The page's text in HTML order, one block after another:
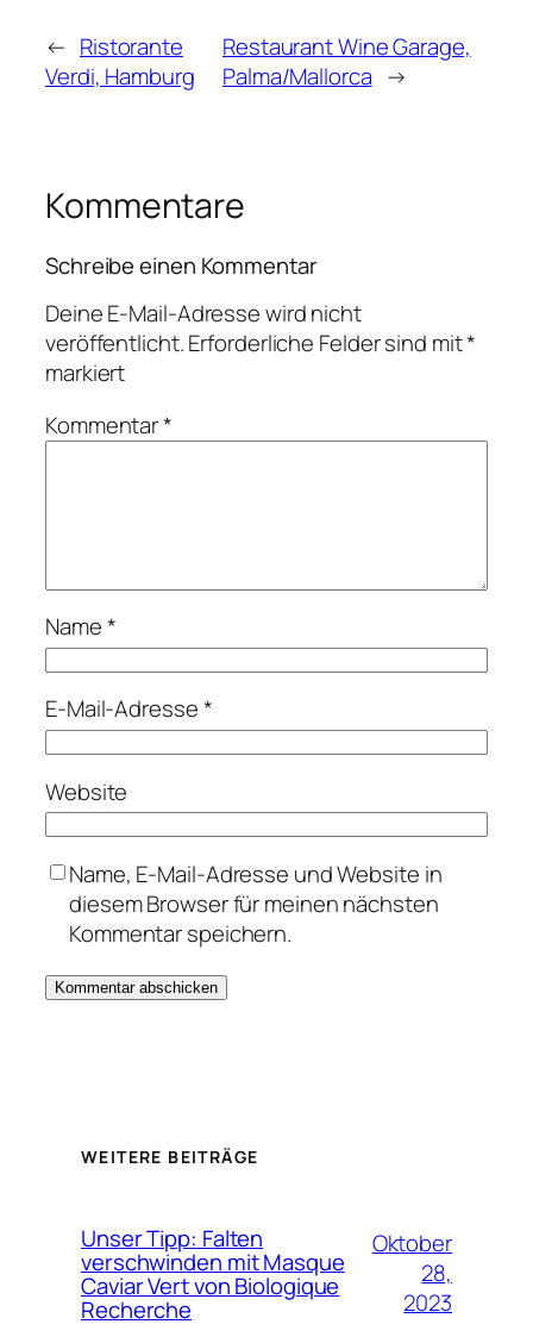
← Ristorante
Verdi, Hamburg
Restaurant Wine Garage,
Palma/Mallorca →
Kommentare
Schreibe einen Kommentar
Deine E-Mail-Adresse wird nicht
veröffentlicht.Erforderliche Felder sind mit*
markiert
Kommentar*
Name*
E-Mail-Adresse*
Website
Name, E-Mail-Adresse und Website in
diesem Browser für meinen nächsten
Kommentar speichern.
WEITERE BEITRÄGE
Unser Tipp: Falten
verschwinden mit Masque
Caviar Vert von Biologique
Recherche
Oktober
28,
2023